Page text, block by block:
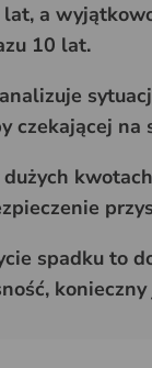
a
10 lat.
czekającej na
dużych
spadku to